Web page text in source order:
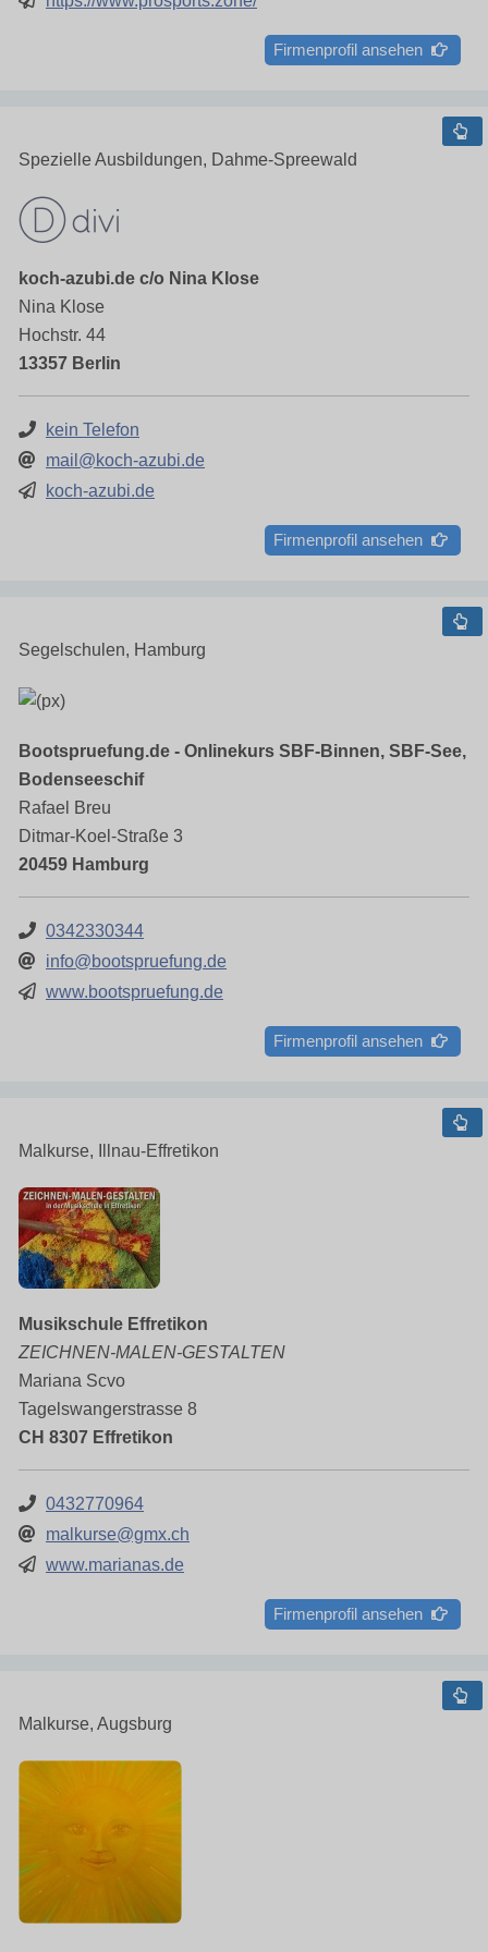
Firmenprofil ansehen
Spezielle Ausbildungen, Dahme-Spreewald
koch-azubi.de c/o Nina Klose
Nina Klose
Hochstr. 44
13357 Berlin
kein Telefon
mail@koch-azubi.de
koch-azubi.de
Firmenprofil ansehen
Segelschulen, Hamburg
Bootspruefung.de - Onlinekurs SBF-Binnen, SBF-See,
Bodenseeschif
Rafael Breu
Ditmar-Koel-Straße 3
20459 Hamburg
0342330344
info@bootspruefung.de
www.bootspruefung.de
Firmenprofil ansehen
Malkurse, Illnau-Effretikon
Musikschule Effretikon
ZEICHNEN-MALEN-GESTALTEN
Mariana Scvo
Tagelswangerstrasse 8
CH 8307 Effretikon
0432770964
malkurse@gmx.ch
www.marianas.de
Firmenprofil ansehen
Malkurse, Augsburg